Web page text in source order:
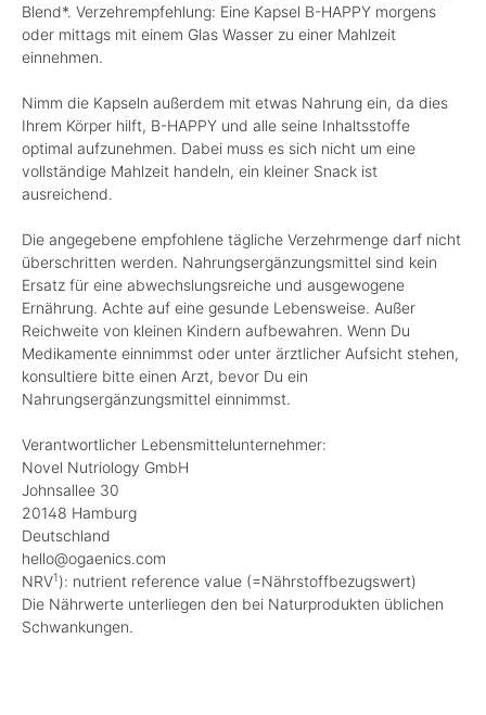
Blend*. Verzehrempfehlung: Eine Kapsel B-HAPPY morgens
oder mittags mit einem Glas Wasser zu einer Mahlzeit
einnehmen.
Nimm die Kapseln außerdem mit etwas Nahrung ein, da dies
Ihrem Körper hilft, B-HAPPY und alle seine Inhaltsstoffe
optimal aufzunehmen. Dabei muss es sich nicht um eine
vollständige Mahlzeit handeln, ein kleiner Snack ist
ausreichend.
Die angegebene empfohlene tägliche Verzehrmenge darf nicht
überschritten werden. Nahrungsergänzungsmittel sind kein
Ersatz für eine abwechslungsreiche und ausgewogene
Ernährung. Achte auf eine gesunde Lebensweise. Außer
Reichweite von kleinen Kindern aufbewahren. Wenn Du
Medikamente einnimmst oder unter ärztlicher Aufsicht stehen,
konsultiere bitte einen Arzt, bevor Du ein
Nahrungsergänzungsmittel einnimmst.
Verantwortlicher Lebensmittelunternehmer:
Novel Nutriology GmbH
Johnsallee 30
20148 Hamburg
Deutschland
hello@ogaenics.com
NRV1): nutrient reference value (=Nährstoffbezugswert)
Die Nährwerte unterliegen den bei Naturprodukten üblichen
Schwankungen.